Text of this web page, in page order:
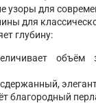
узоры для
для
глубину:
объём
благородный